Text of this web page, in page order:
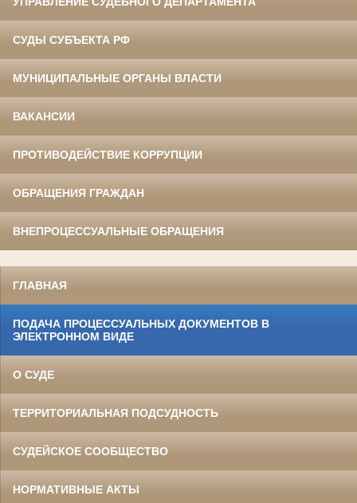
СУДЫ СУБЪЕКТА РФ
МУНИЦИПАЛЬНЫЕ ОРГАНЫ ВЛАСТИ
ВАКАНСИИ
ПРОТИВОДЕЙСТВИЕ КОРРУПЦИИ
ОБРАЩЕНИЯ ГРАЖДАН
ВНЕПРОЦЕССУАЛЬНЫЕ ОБРАЩЕНИЯ
ГЛАВНАЯ
ПОДАЧА ПРОЦЕССУАЛЬНЫХ ДОКУМЕНТОВ В
ЭЛЕКТРОННОМ ВИДЕ
О СУДЕ
ТЕРРИТОРИАЛЬНАЯ ПОДСУДНОСТЬ
СУДЕЙСКОЕ СООБЩЕСТВО
НОРМАТИВНЫЕ АКТЫ